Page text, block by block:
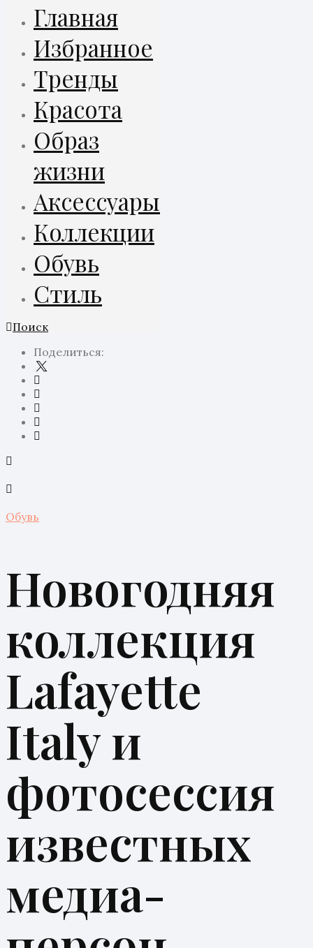
Главная
Избранное
Тренды
Красота
Образ
жизни
Аксессуары
Коллекции
Обувь
Стиль
Поиск
Поделиться:
Обувь
Новогодняя
коллекция
Lafayette
Italy и
фотосессия
известных
медиа-